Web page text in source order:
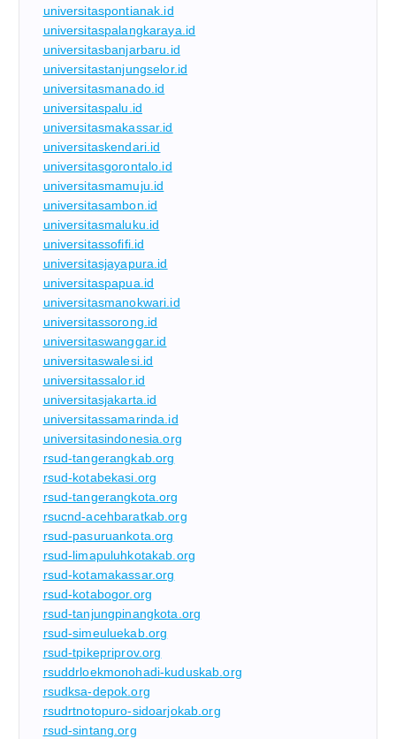
universitaspontianak.id
universitaspalangkaraya.id
universitasbanjarbaru.id
universitastanjungselor.id
universitasmanado.id
universitaspalu.id
universitasmakassar.id
universitaskendari.id
universitasgorontalo.id
universitasmamuju.id
universitasambon.id
universitasmaluku.id
universitassofifi.id
universitasjayapura.id
universitaspapua.id
universitasmanokwari.id
universitassorong.id
universitaswanggar.id
universitaswalesi.id
universitassalor.id
universitasjakarta.id
universitassamarinda.id
universitasindonesia.org
rsud-tangerangkab.org
rsud-kotabekasi.org
rsud-tangerangkota.org
rsucnd-acehbaratkab.org
rsud-pasuruankota.org
rsud-limapuluhkotakab.org
rsud-kotamakassar.org
rsud-kotabogor.org
rsud-tanjungpinangkota.org
rsud-simeuluekab.org
rsud-tpikepriprov.org
rsuddrloekmonohadi-kuduskab.org
rsudksa-depok.org
rsudrtnotopuro-sidoarjokab.org
rsud-sintang.org